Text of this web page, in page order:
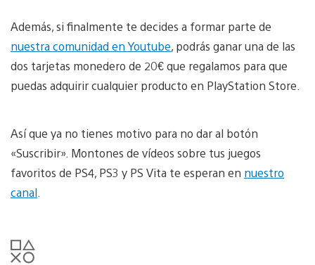
Además, si finalmente te decides a formar parte de
nuestra comunidad en Youtube, podrás ganar una de las
dos tarjetas monedero de 20€ que regalamos para que
puedas adquirir cualquier producto en PlayStation Store.
Así que ya no tienes motivo para no dar al botón
«Suscribir». Montones de vídeos sobre tus juegos
favoritos de PS4, PS3 y PS Vita te esperan en nuestro
canal